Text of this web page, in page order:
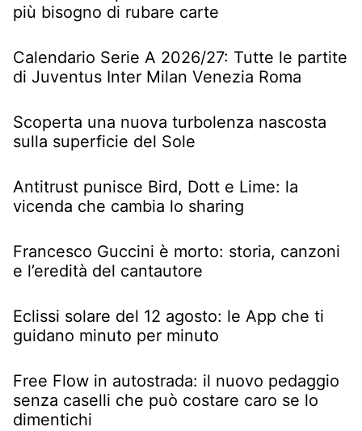
più bisogno di rubare carte
Calendario Serie A 2026/27: Tutte le partite
di Juventus Inter Milan Venezia Roma
Scoperta una nuova turbolenza nascosta
sulla superficie del Sole
Antitrust punisce Bird, Dott e Lime: la
vicenda che cambia lo sharing
Francesco Guccini è morto: storia, canzoni
e l’eredità del cantautore
Eclissi solare del 12 agosto: le App che ti
guidano minuto per minuto
Free Flow in autostrada: il nuovo pedaggio
senza caselli che può costare caro se lo
dimentichi